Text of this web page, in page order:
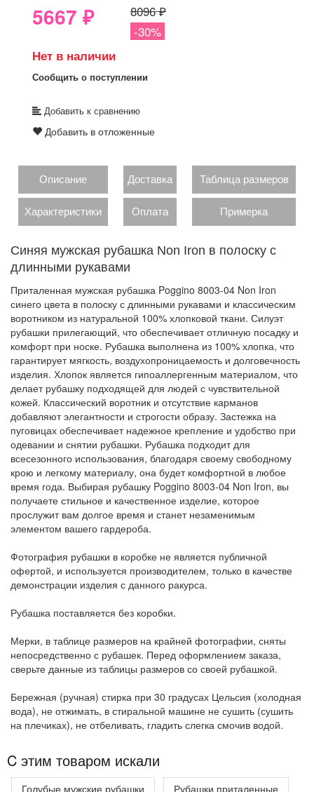
5667 ₽
8096 ₽
-30%
Нет в наличии
Сообщить о поступлении
Добавить к сравнению
Добавить в отложенные
Описание Доставка Таблица размеров
Характеристики Оплата Примерка
Синяя мужская рубашка Non Iron в полоску с
длинными рукавами
Приталенная мужская рубашка Poggino 8003-04 Non Iron
синего цвета в полоску с длинными рукавами и классическим
воротником из натуральной 100% хлопковой ткани. Силуэт
рубашки прилегающий, что обеспечивает отличную посадку и
комфорт при носке. Рубашка выполнена из 100% хлопка, что
гарантирует мягкость, воздухопроницаемость и долговечность
изделия. Хлопок является гипоаллергенным материалом, что
делает рубашку подходящей для людей с чувствительной
кожей. Классический воротник и отсутствие карманов
добавляют элегантности и строгости образу. Застежка на
пуговицах обеспечивает надежное крепление и удобство при
одевании и снятии рубашки. Рубашка подходит для
всесезонного использования, благодаря своему свободному
крою и легкому материалу, она будет комфортной в любое
время года. Выбирая рубашку Poggino 8003-04 Non Iron, вы
получаете стильное и качественное изделие, которое
прослужит вам долгое время и станет незаменимым
элементом вашего гардероба.
Фотография рубашки в коробке не является публичной
офертой, и используется производителем, только в качестве
демонстрации изделия с данного ракурса.
Рубашка поставляется без коробки.
Мерки, в таблице размеров на крайней фотографии, сняты
непосредственно с рубашек. Перед оформлением заказа,
сверьте данные из таблицы размеров со своей рубашкой.
Бережная (ручная) стирка при 30 градусах Цельсия (холодная
вода), не отжимать, в стиральной машине не сушить (сушить
на плечиках), не отбеливать, гладить слегка смочив водой.
C этим товаром искали
Голубые мужские рубашки Рубашки приталенные